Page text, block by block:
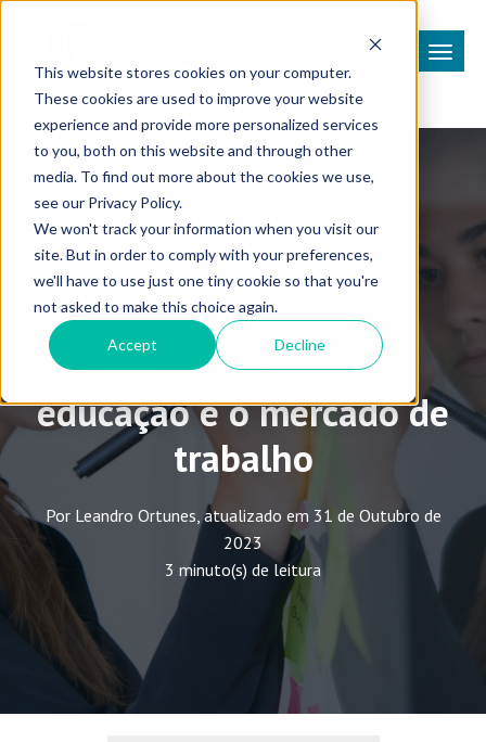
This website stores cookies on your computer.
These cookies are used to improve your website
experience and provide more personalized services
to you, both on this website and through other
media. To find out more about the cookies we use,
see our Privacy Policy.
We won't track your information when you visit our
site. But in order to comply with your preferences,
we'll have to use just one tiny cookie so that you're
not asked to make this choice again.
Accept Decline
Coluna Inside Higher Education
Soft Skills entre a
educação e o mercado de
trabalho
Por Leandro Ortunes, atualizado em 31 de Outubro de
2023
3 minuto(s) de leitura